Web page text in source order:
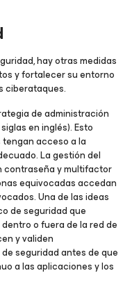
hay otras medidas
y fortalecer su entorno
ciberataques.
de administración
en inglés). Esto
acceso a la
La gestión del
contraseña y multifactor
equivocadas accedan
Una de las ideas
de seguridad que
o fuera de la red de
y validen
seguridad antes de que
a las aplicaciones y los